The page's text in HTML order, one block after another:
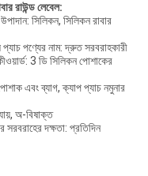
রাউন্ড লেবেল:
সিলিকন, সিলিকন রাবার
পণ্যের নাম: দ্রুত সরবরাহকারী
3 ডি সিলিকন পোশাকের
এবং ব্যাগ, ক্যাপ প্যাচ নমুনার
অ-বিষাক্ত
সরবরাহের দক্ষতা: প্রতিদিন